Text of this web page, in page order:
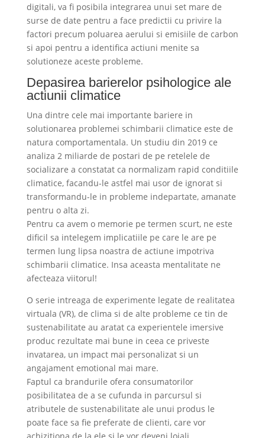
digitali, va fi posibila integrarea unui set mare de
surse de date pentru a face predictii cu privire la
factori precum poluarea aerului si emisiile de carbon
si apoi pentru a identifica actiuni menite sa
solutioneze aceste probleme.
Depasirea barierelor psihologice ale
actiunii climatice
Una dintre cele mai importante bariere in
solutionarea problemei schimbarii climatice este de
natura comportamentala. Un studiu din 2019 ce
analiza 2 miliarde de postari de pe retelele de
socializare a constatat ca normalizam rapid conditiile
climatice, facandu-le astfel mai usor de ignorat si
transformandu-le in probleme indepartate, amanate
pentru o alta zi.
Pentru ca avem o memorie pe termen scurt, ne este
dificil sa intelegem implicatiile pe care le are pe
termen lung lipsa noastra de actiune impotriva
schimbarii climatice. Insa aceasta mentalitate ne
afecteaza viitorul!
O serie intreaga de experimente legate de realitatea
virtuala (VR), de clima si de alte probleme ce tin de
sustenabilitate au aratat ca experientele imersive
produc rezultate mai bune in ceea ce priveste
invatarea, un impact mai personalizat si un
angajament emotional mai mare.
Faptul ca brandurile ofera consumatorilor
posibilitatea de a se cufunda in parcursul si
atributele de sustenabilitate ale unui produs le
poate face sa fie preferate de clienti, care vor